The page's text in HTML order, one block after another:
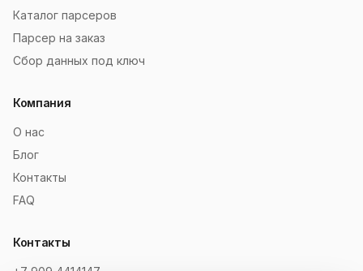
Каталог парсеров
Парсер на заказ
Сбор данных под ключ
Компания
О нас
Блог
Контакты
FAQ
Контакты